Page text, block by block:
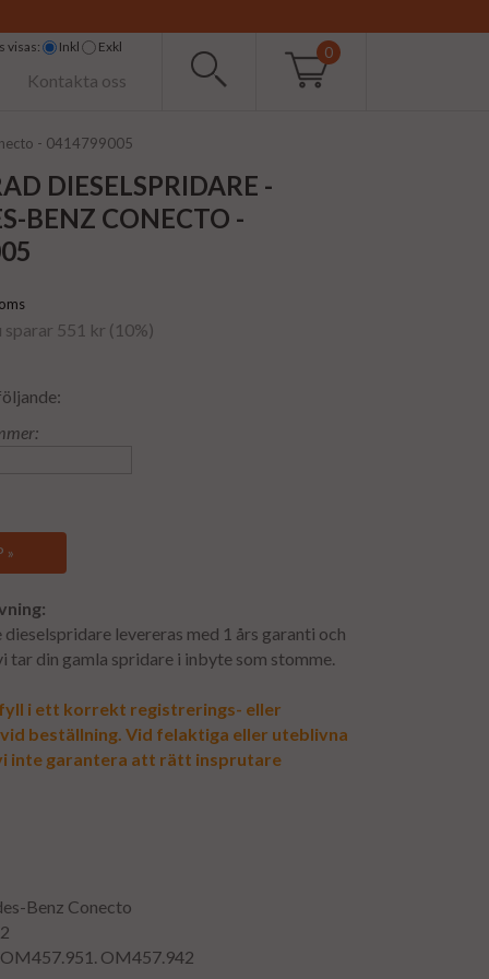
0
visas: Inkl Exkl
Kontakta oss
- 0414799005
DIESELSPRIDARE -
BENZ CONECTO -
551 kr (10%)
»
levereras med 1 års garanti och
tar din gamla spridare i inbyte som stomme.
i ett korrekt registrerings- eller
beställning. Vid felaktiga eller uteblivna
inte garantera att rätt insprutare
Benz Conecto
OM457.942